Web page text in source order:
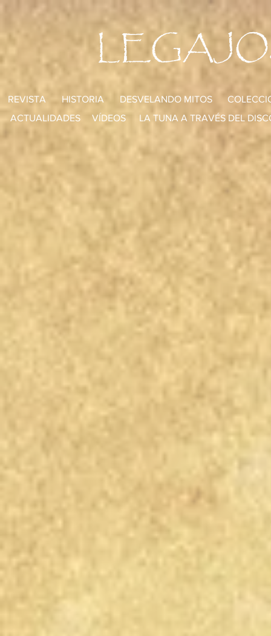
REVISTA HISTORIA DESVELANDO MITOS
ACTUALIDADES
LA TUNA A TRAVÉS DEL
VÍDEOS